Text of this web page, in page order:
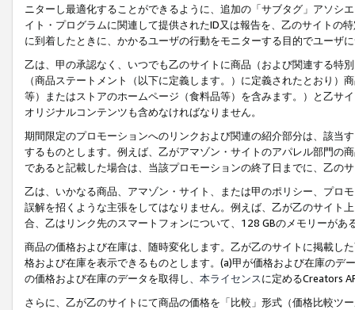
ニターし最適化することができるように、追加の「サブタグ」アソシ
イト・プログラムに関連して提供されたID又は報告を、乙のサイトの
に到着したときに、かかるユーザの行動をモニターする目的でユーザ
乙は、甲の承認なく、いつでも乙のサイトに商品（および関連する特
（商品ステートメント（以下に定義します。）に定義されたとおり
等）またはストアのホームページ（食料品等）を含みます。）と乙サ
オリジナルコンテンツも含めなければなりません。
期間限定のプロモーションへのリンクおよび関連の紹介部分は、該当
するものとします。例えば、乙がアマゾン・サイトのアパレル部門の
であると記載した場合は、当該プロモーションの終了日までに、乙の
乙は、いかなる商品、アマゾン・サイト、または甲のポリシー、プロ
誤解を招くような主張をしてはなりません。例えば、乙が乙のサイト
合、乙はリンク先のスマートフォンについて、128 GBのメモリーがあ
商品の価格および在庫は、随時変化します。乙が乙のサイトに掲載し
格および在庫を表示できるものとします。(a)甲が価格および在庫の
の価格および在庫のデータを取得し、 本ライセンスに定めるCreators
さらに、乙が乙のサイトにて商品の価格を「比較」形式（価格比較ツ